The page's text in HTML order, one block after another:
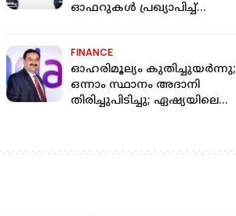
ഓഫറുകൾ പ്രഖ്യാപിച്ച്
FINANCE
ഓഹരിമൂല്യം കുതിച്ചുയർന്നു;
ഒന്നാം സ്ഥാനം അദാനി
തിരിച്ചുപിടിച്ചു; ഏഷ്യയിലെ